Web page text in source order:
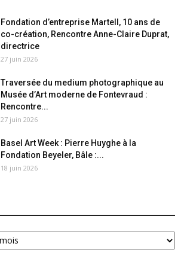
Fondation d’entreprise Martell, 10 ans de
co-création, Rencontre Anne-Claire Duprat,
directrice
27 juin 2026
Traversée du medium photographique au
Musée d’Art moderne de Fontevraud :
Rencontre...
27 juin 2026
Basel Art Week : Pierre Huyghe à la
Fondation Beyeler, Bâle :...
18 juin 2026